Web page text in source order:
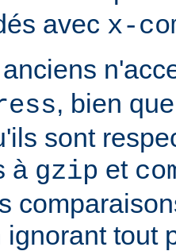
avec x-
, bien
sont
à gzip et
ignorant tout